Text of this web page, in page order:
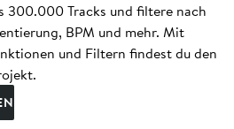
300.000 Tracks und filtere nach
BPM und mehr. Mit
und Filtern findest du den